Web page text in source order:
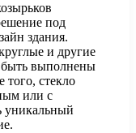
под
здания.
и другие
быть выполнены
того, стекло
или с
уникальный